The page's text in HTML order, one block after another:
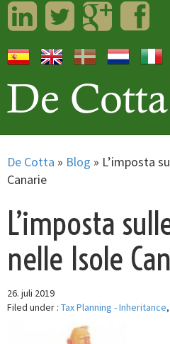
LinkedInTwitterGoogleplus
De Cotta » Blog » L’imposta
Canarie
L’imposta
nelle Isole
26. juli 2019
Filed under : Tax Planning - Inheritance,